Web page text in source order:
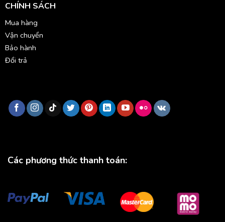
CHÍNH SÁCH
Mua hàng
Vận chuyển
Bảo hành
Đổi trả
Các phương thức thanh toán: